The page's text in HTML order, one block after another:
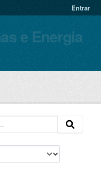
Entrar
e Energia